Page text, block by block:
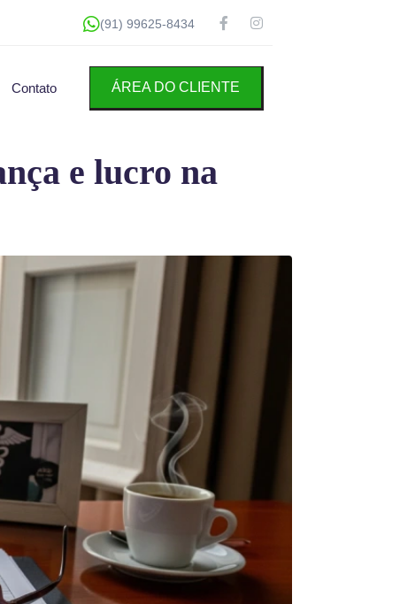
(91) 99625-8434
Contato ÁREA DO CLIENTE
e lucro na